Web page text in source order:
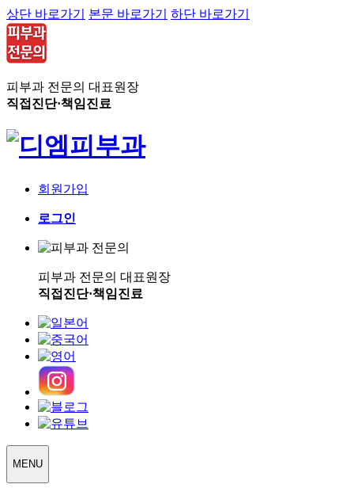
상단 바로가기 본문 바로가기 하단 바로가기
피부과 전문의 대표원장
직접진단·책임진료
회원가입
로그인
피부과 전문의 대표원장
직접진단·책임진료
MENU